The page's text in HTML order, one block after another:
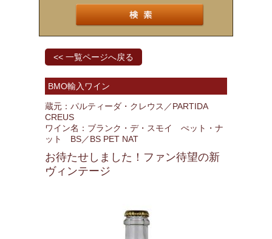
<< 一覧ページへ戻る
BMO輸入ワイン
蔵元：パルティーダ・クレウス／PARTIDA
CREUS
ワイン名：ブランク・デ・スモイ ぺット・ナ
ット BS／BS PET NAT
お待たせしました！ファン待望の新
ヴィンテージ